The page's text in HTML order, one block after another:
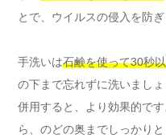
とで、ウイルスの侵入を防ぎ
手洗いは石鹸を使って30秒
の下まで忘れずに洗いまし
併用すると、より効果的で
ら、のどの奥までしっかり